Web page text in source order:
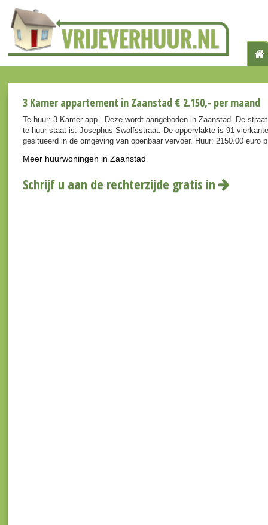
3 Kamer appartement in Zaanstad € 2.150,- per maand
Te huur: 3 Kamer app.. Deze wordt aangeboden in Zaanstad. De
te huur staat is: Josephus Swolfsstraat. De oppervlakte is 91
gesitueerd in de omgeving van openbaar vervoer. Huur: 2150.00 euro
Meer huurwoningen in Zaanstad
Schrijf u aan de rechterzijde gratis in